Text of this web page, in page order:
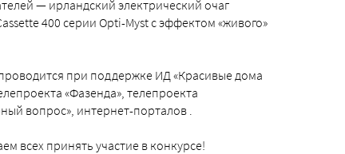
— ирландский электрический очаг
400 серии Opti-Myst с эффектом «живого»
при поддержке ИД «Красивые дома
«Фазенда», телепроекта
вопрос», интернет-порталов .
всех принять участие в конкурсе!